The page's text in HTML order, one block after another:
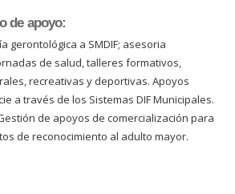
de apoyo:
gerontológica a SMDIF; asesoria
de salud, talleres formativos,
recreativas y deportivas. Apoyos
a través de los Sistemas DIF Municipales.
de apoyos de comercialización para
de reconocimiento al adulto mayor.